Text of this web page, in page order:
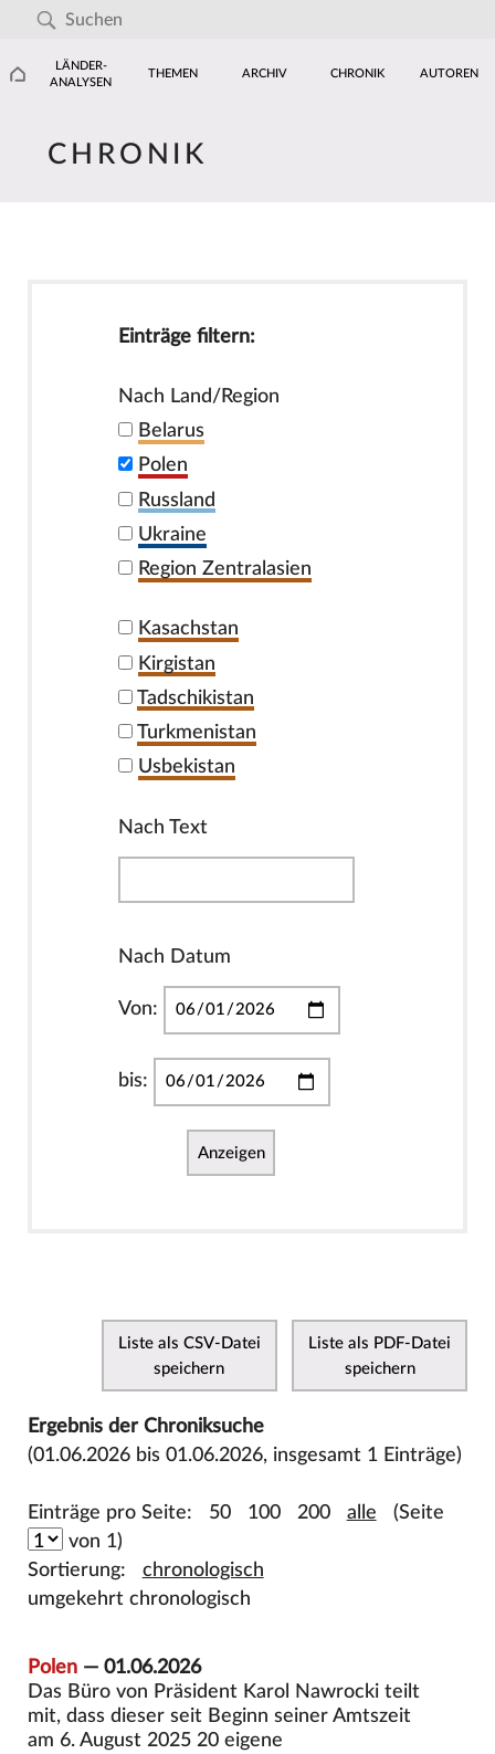
LÄNDER-
ANALYSEN
THEMEN ARCHIV CHRONIK AUTOREN
CHRONIK
Einträge filtern:
Nach Land/Region
Belarus
Polen
Russland
Ukraine
Region Zentralasien
Kasachstan
Kirgistan
Tadschikistan
Turkmenistan
Usbekistan
Nach Text
Nach Datum
Von:
bis:
Anzeigen
Liste als CSV-Datei
speichern
Liste als PDF-Datei
speichern
Ergebnis der Chroniksuche
(01.06.2026 bis 01.06.2026, insgesamt 1 Einträge)
Einträge pro Seite: 50 100 200 alle (Seite
von 1)
Sortierung: chronologisch
umgekehrt chronologisch
Polen— 01.06.2026
Das Büro von Präsident Karol Nawrocki teilt
mit, dass dieser seit Beginn seiner Amtszeit
am 6. August 2025 20 eigene